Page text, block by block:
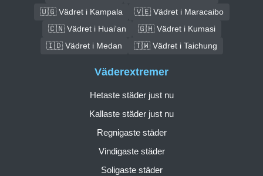
🇺🇬 Vädret i Kampala
🇻🇪 Vädret i Maracaibo
🇨🇳 Vädret i Huai'an
🇬🇭 Vädret i Kumasi
🇮🇩 Vädret i Medan
🇹🇼 Vädret i Taichung
Väderextremer
Hetaste städer just nu
Kallaste städer just nu
Regnigaste städer
Vindigaste städer
Soligaste städer